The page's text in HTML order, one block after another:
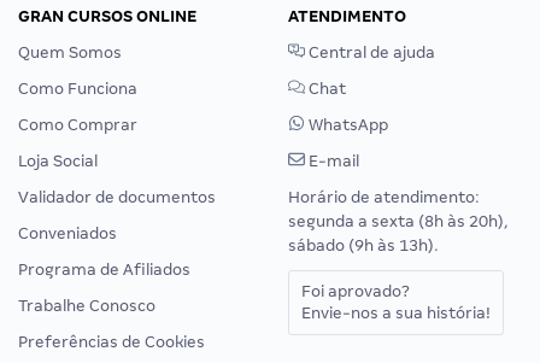
GRAN CURSOS ONLINE
Quem Somos
Como Funciona
Como Comprar
Loja Social
Validador de documentos
Conveniados
Programa de Afiliados
Trabalhe Conosco
Preferências de Cookies
ATENDIMENTO
Central de ajuda
Chat
WhatsApp
E-mail
Horário de atendimento:
segunda a sexta (8h às 20h),
sábado (9h às 13h).
Foi aprovado?
Envie-nos a sua história!